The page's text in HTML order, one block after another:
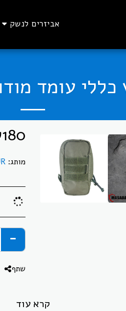
אביזרים לנשק
כללי עומד
180
מותג:
שתף
קרא עוד